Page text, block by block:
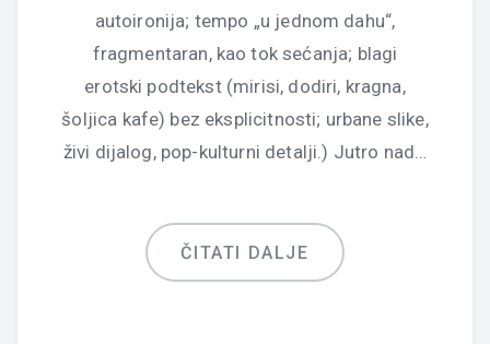
autoironija; tempo „u jednom dahu“,
fragmentaran, kao tok sećanja; blagi
erotski podtekst (mirisi, dodiri, kragna,
šoljica kafe) bez eksplicitnosti; urbane slike,
živi dijalog, pop-kulturni detalji.) Jutro nad…
ČITATI DALJE